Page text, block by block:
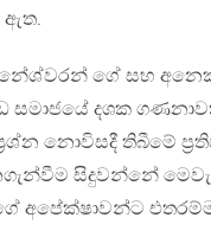
ඇත.
ගේ සහ අනෙක්
සමාජයේ දශක
නොවිසදී තිබීමේ
සිදුවන්නේ
අපේක්ෂාවන්ට